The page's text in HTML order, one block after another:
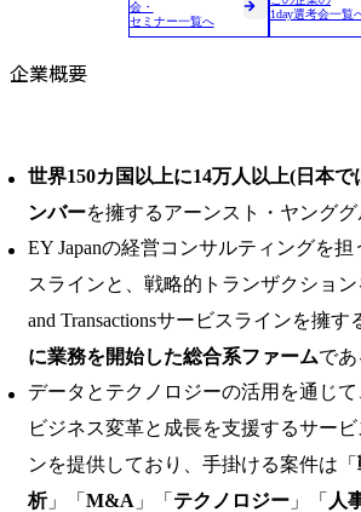
会・
セミナー一覧へ
1day選考会一覧
企業概要
世界150カ国以上に14万人以上(日本で
ンバーを擁するアーンスト・ヤング
EY Japanの経営コンサルティングを担
スラインと、戦略的トランザクション
and Transactionsサービスラインを擁す
に業務を開始した総合系ファームであ
データとテクノロジーの活用を通じ
ビジネス変革と成長を支援するサー
ンを提供しており、手掛ける案件は「
析」「 M&A 」「 テクノロジー 」「 人